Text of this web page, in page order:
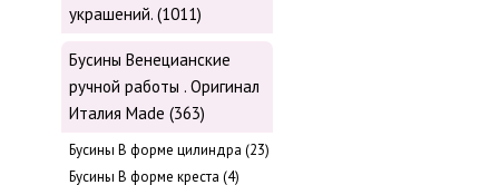
украшений. (1011)
Бусины Венецианские
ручной работы . Оригинал
Италия Made (363)
Буcины В форме цилиндра (23)
Бусины В форме креста (4)